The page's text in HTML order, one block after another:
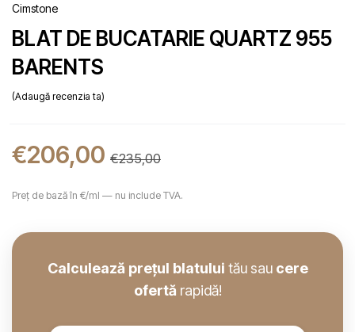
Cimstone
BLAT DE BUCATARIE QUARTZ 955
BARENTS
Adaugă recenzia ta
€235,00
€206,00
Preț de bază în €/ml — nu include TVA.
Calculează prețul blatului tău sau cere
ofertă rapidă!